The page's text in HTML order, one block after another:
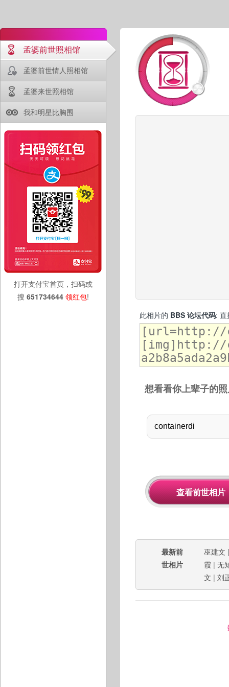
孟婆前世照相馆
孟婆前世情人照相馆
孟婆来世照相馆
我和明星比胸围
打开支付宝首页，扫码或
搜 651734644 领红包!
此相片的 BBS 论坛代码: 直
想看看你上辈子的
最新前
世相片
巫建文
霞 | 无
文 | 刘